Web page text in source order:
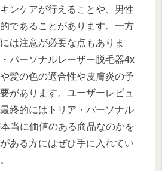
ンケアが行えることや、男性
であることがあります。一方
は注意が必要な点もありま
パーソナルレーザー脱毛器4x
髪の色の適合性や皮膚炎の予
があります。ユーザーレビュ
終的にはトリア・パーソナル
当に価値のある商品なのかを
ある方にはぜひ手に入れてい